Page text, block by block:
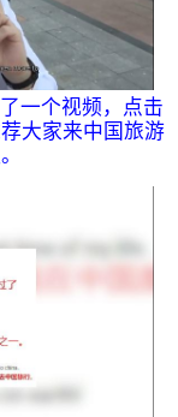
一个视频，点击
大家来中国旅游